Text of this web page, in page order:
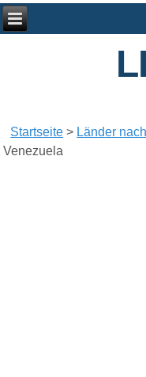
Startseite > Länder
Venezuela